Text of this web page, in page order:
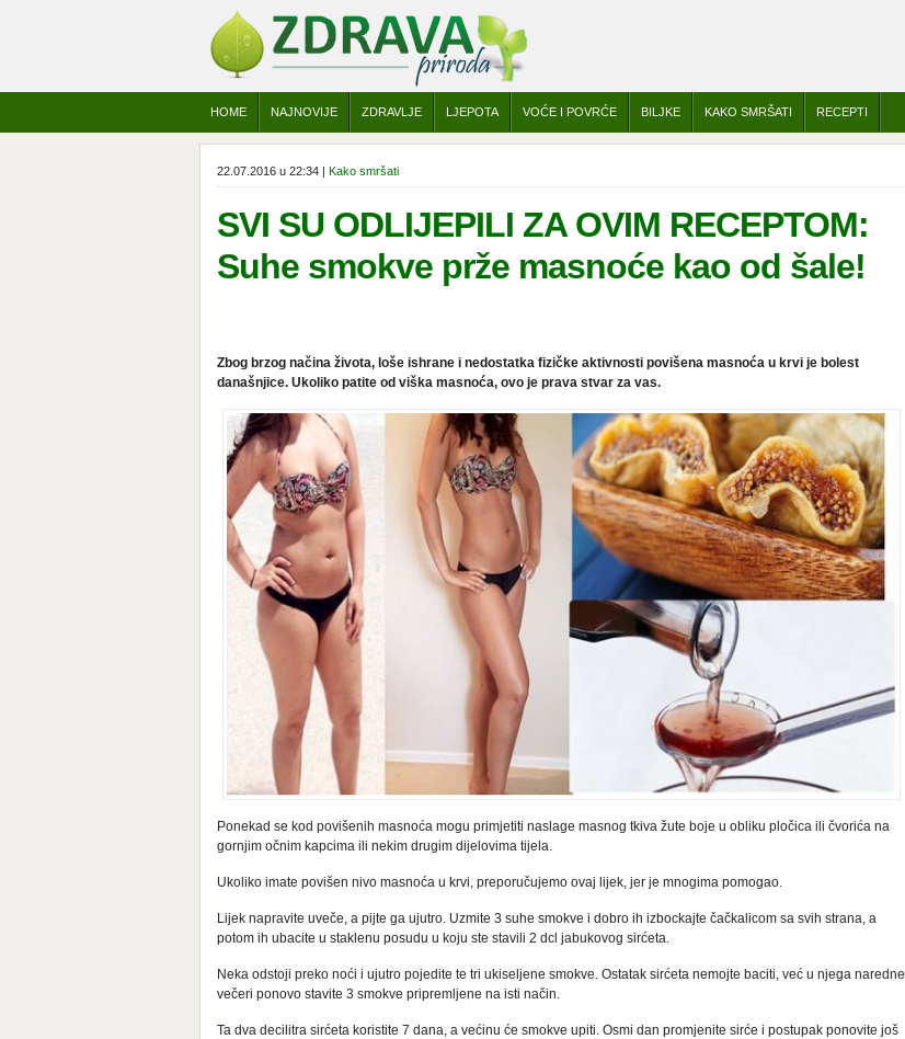
HOME NAJNOVIJE ZDRAVLJE LJEPOTA VOĆE I POVRĆE BILJKE KAKO SMRŠATI RECEPTI
22.07.2016 u 22:34 | Kako smršati
SVI SU ODLIJEPILI ZA OVIM RECEPTOM:
Suhe smokve prže masnoće kao od šale!
Zbog brzog načina života, loše ishrane i nedostatka fizičke aktivnosti povišena masnoća u krvi je bolest
današnjice. Ukoliko patite od viška masnoća, ovo je prava stvar za vas.
Ponekad se kod povišenih masnoća mogu primjetiti naslage masnog tkiva žute boje u obliku pločica ili čvorića na
gornjim očnim kapcima ili nekim drugim dijelovima tijela.
Ukoliko imate povišen nivo masnoća u krvi, preporučujemo ovaj lijek, jer je mnogima pomogao.
Lijek napravite uveče, a pijte ga ujutro. Uzmite 3 suhe smokve i dobro ih izbockajte čačkalicom sa svih strana, a
potom ih ubacite u staklenu posudu u koju ste stavili 2 dcl jabukovog sirćeta.
Neka odstoji preko noći i ujutro pojedite te tri ukiseljene smokve. Ostatak sirćeta nemojte baciti, već u njega naredne
večeri ponovo stavite 3 smokve pripremljene na isti način.
Ta dva decilitra sirćeta koristite 7 dana, a većinu će smokve upiti. Osmi dan promjenite sirće i postupak ponovite još